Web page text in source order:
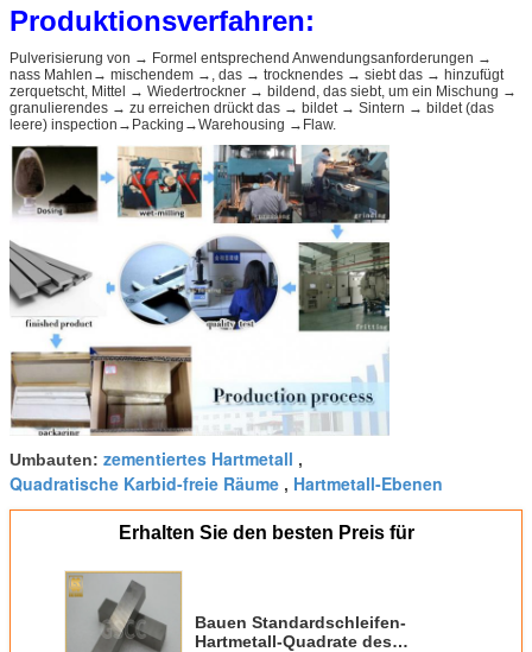
Produktionsverfahren:
Pulverisierung von → Formel entsprechend Anwendungsanforderungen →
nass Mahlen→ mischendem →, das → trocknendes → siebt das → hinzufügt
zerquetscht, Mittel → Wiedertrockner → bildend, das siebt, um ein Mischung →
granulierendes → zu erreichen drückt das → bildet → Sintern → bildet (das
leere) inspection→Packing→Warehousing →Flaw.
Umbauten: zementiertes Hartmetall ,
Quadratische Karbid-freie Räume , Hartmetall-Ebenen
Erhalten Sie den besten Preis für
Bauen Standardschleifen-
Hartmetall-Quadrate des